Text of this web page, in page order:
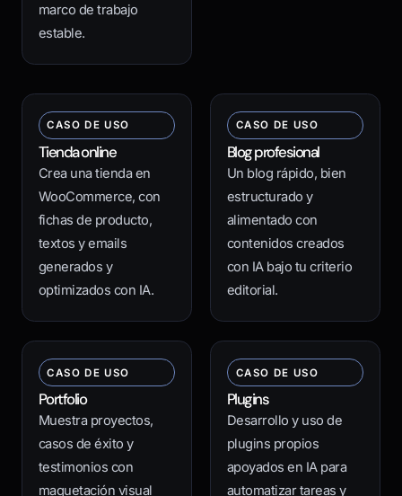
marco de trabajo
estable.
CASO DE USO
Tienda online
Crea una tienda en
WooCommerce, con
fichas de producto,
textos y emails
generados y
optimizados con IA.
CASO DE USO
Blog profesional
Un blog rápido, bien
estructurado y
alimentado con
contenidos creados
con IA bajo tu criterio
editorial.
CASO DE USO
Portfolio
Muestra proyectos,
casos de éxito y
testimonios con
maquetación visual
CASO DE USO
Plugins
Desarrollo y uso de
plugins propios
apoyados en IA para
automatizar tareas y